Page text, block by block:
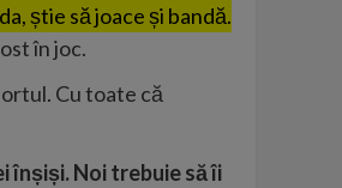
știe să joace și bandă.
în joc.
Cu toate că
înșiși. Noi trebuie să îi